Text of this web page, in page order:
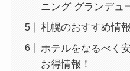
ニング グランデュ
札幌のおすすめ情報
ホテルをなるべく
お得情報！